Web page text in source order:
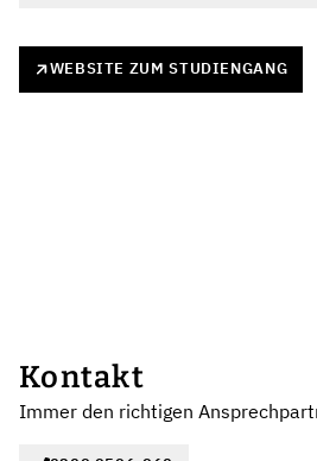
WEBSITE ZUM STUDIENGANG
Kontakt
Immer den richtigen